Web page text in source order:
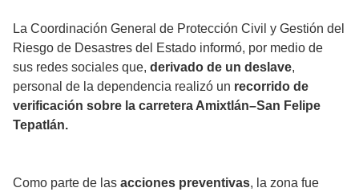
La Coordinación General de Protección Civil y Gestión del
Riesgo de Desastres del Estado informó, por medio de
sus redes sociales que, derivado de un deslave,
personal de la dependencia realizó un recorrido de
verificación sobre la carretera Amixtlán–San Felipe
Tepatlán.
Como parte de las acciones preventivas, la zona fue